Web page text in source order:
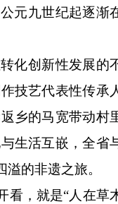
元九世纪起逐渐
化创新性发展的
技艺代表性传承
乡的马宽带动村
生活互嵌，全省
的非遗之旅。
，就是“人在草